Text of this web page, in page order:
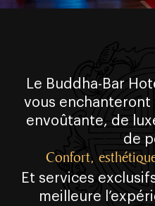
Le Buddha⁠⁠⁠⁠⁠⁠⁠⁠⁠⁠⁠⁠-⁠⁠⁠⁠⁠⁠⁠⁠⁠⁠⁠⁠Bar
vous
envoûtante, de
de
Confort,
Et services
meilleure